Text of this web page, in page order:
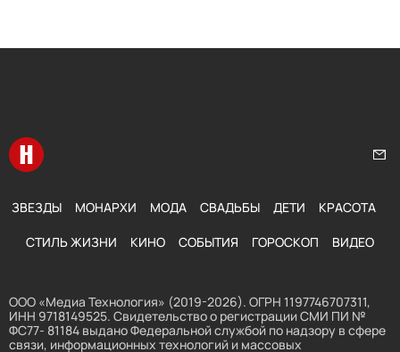
Перейти на главную
ЗВЕЗДЫ МОНАРХИ МОДА СВАДЬБЫ ДЕТИ КРАСОТА
СТИЛЬ ЖИЗНИ КИНО СОБЫТИЯ ГОРОСКОП ВИДЕО
ООО «Медиа Технология» (2019-2026). ОГРН 1197746707311,
ИНН 9718149525. Свидетельство о регистрации СМИ ПИ №
ФС77- 81184 выдано Федеральной службой по надзору в сфере
связи, информационных технологий и массовых